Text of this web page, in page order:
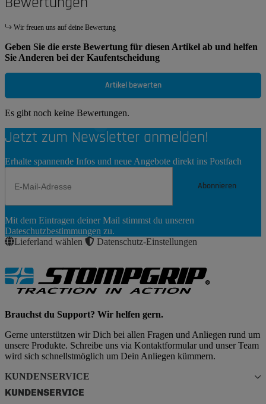
Wir freuen uns auf deine Bewertung
Geben Sie die erste Bewertung für diesen Artikel ab und helfen
Sie Anderen bei der Kaufentscheidung
Artikel bewerten
Es gibt noch keine Bewertungen.
Jetzt zum Newsletter anmelden!
Erhalte spannende Infos und neue Angebote direkt ins Postfach
Abonnieren
Abonnieren
Mit dem Eintragen deiner Mail stimmst du unseren
Dateschutzbestimmungen zu.
Lieferland wählen
Datenschutz-Einstellungen
Brauchst du Support? Wir helfen gern.
Gerne unterstützen wir Dich bei allen Fragen und Anliegen rund um
unsere Produkte. Schreibe uns via Kontaktformular und unser Team
wird sich schnellstmöglich um Dein Anliegen kümmern.
KUNDENSERVICE
KUNDENSERVICE